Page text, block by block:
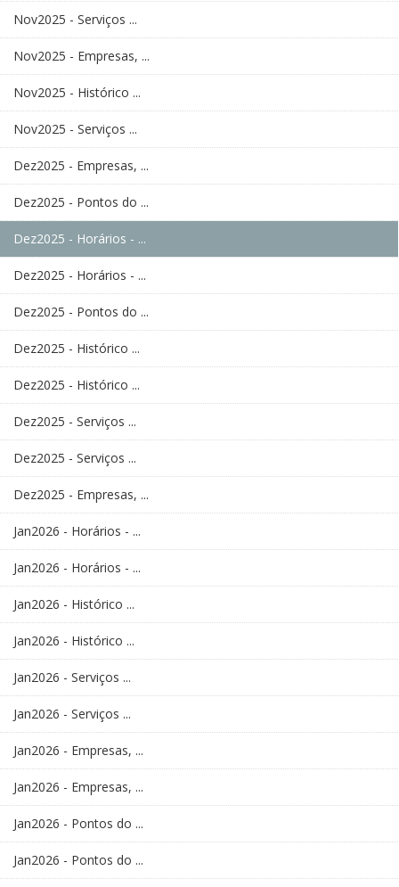
Nov2025 - Serviços ...
Nov2025 - Empresas, ...
Nov2025 - Histórico ...
Nov2025 - Serviços ...
Dez2025 - Empresas, ...
Dez2025 - Pontos do ...
Dez2025 - Horários - ...
Dez2025 - Horários - ...
Dez2025 - Pontos do ...
Dez2025 - Histórico ...
Dez2025 - Histórico ...
Dez2025 - Serviços ...
Dez2025 - Serviços ...
Dez2025 - Empresas, ...
Jan2026 - Horários - ...
Jan2026 - Horários - ...
Jan2026 - Histórico ...
Jan2026 - Histórico ...
Jan2026 - Serviços ...
Jan2026 - Serviços ...
Jan2026 - Empresas, ...
Jan2026 - Empresas, ...
Jan2026 - Pontos do ...
Jan2026 - Pontos do ...